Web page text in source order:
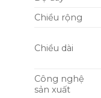
Chiều rộng
Chiều dài
Công nghệ
sản xuất